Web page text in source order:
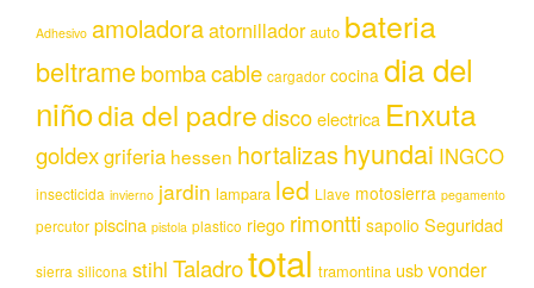
Adhesivo amoladoraatornillador auto bateria
beltramebombacable cargador cocina dia del
niñodia del padrediscoelectrica Enxuta
goldexgriferia hessen hortalizas hyundai INGCO
insecticida invierno jardin lampara led Llave motosierra pegamento
percutor piscina pistola plastico riego rimontti sapolio Seguridad
sierra silicona stihl Taladrototal tramontina usbvonder